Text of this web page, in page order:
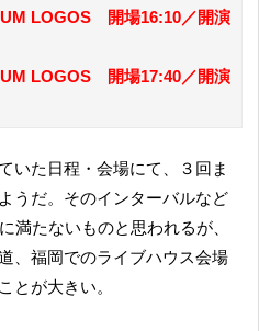
LOGOS 開場16:10／開演
LOGOS 開場17:40／開演
うだ。そのインターバルなど
満たないものと思われるが、
、福岡でのライブハウス会場
とが大きい。